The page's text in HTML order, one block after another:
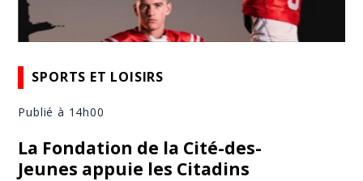
SPORTS ET LOISIRS
Publié à 14h00
La Fondation de la Cité-des-
Jeunes appuie les Citadins